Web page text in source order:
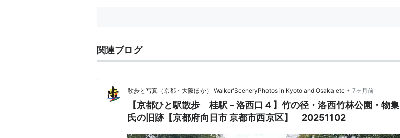
関連ブログ
散歩と写真（京都・大阪ほか） Walker'SceneryPhotos in Kyoto and Osaka etc • 7ヶ月前
【京都ひと駅散歩 桂駅－洛西口４】竹の径・洛西竹林公園・物集
氏の旧跡【京都府向日市 京都市西京区】 20251102